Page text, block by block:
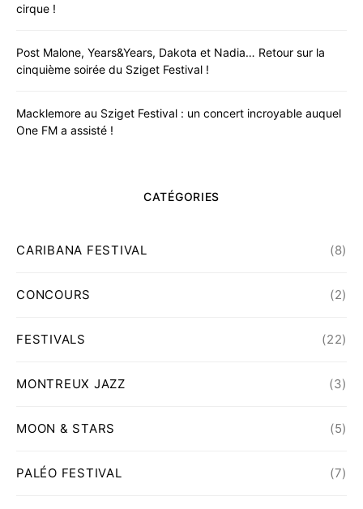
cirque !
Post Malone, Years&Years, Dakota et Nadia… Retour sur la
cinquième soirée du Sziget Festival !
Macklemore au Sziget Festival : un concert incroyable auquel
One FM a assisté !
CATÉGORIES
CARIBANA FESTIVAL (8)
CONCOURS (2)
FESTIVALS (22)
MONTREUX JAZZ (3)
MOON & STARS (5)
PALÉO FESTIVAL (7)